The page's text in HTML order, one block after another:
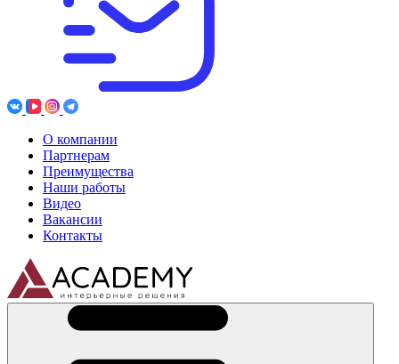
О компании
Партнерам
Преимущества
Наши работы
Видео
Вакансии
Контакты